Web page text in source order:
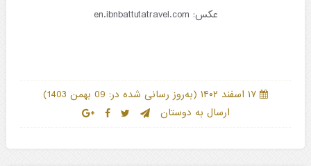
عکس: en.ibnbattutatravel.com
۱۷ اسفند ۱۴۰۲ (به‌روز رسانی شده در: 09 بهمن 1403
)
ارسال به دوستان